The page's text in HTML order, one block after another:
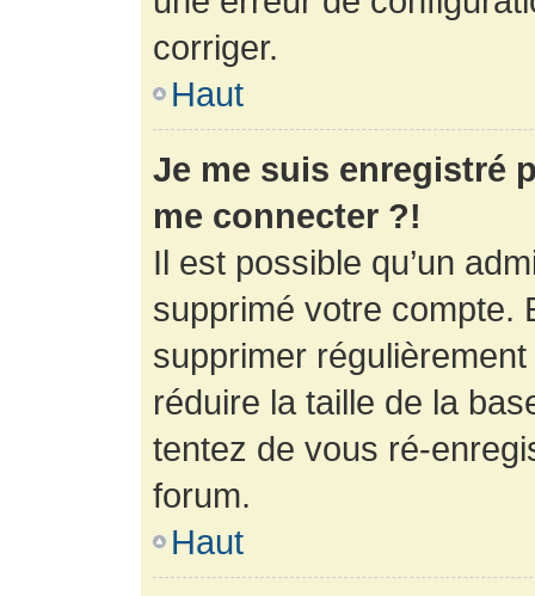
corriger.
Haut
Je me suis enregistré
me connecter ?!
Il est possible qu’un
supprimé votre compte.
supprimer
réduire la taille de la
tentez de vous ré-
forum.
Haut